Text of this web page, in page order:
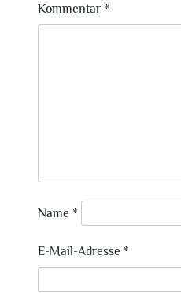
Kommentar *
Name *
E-Mail-Adresse *